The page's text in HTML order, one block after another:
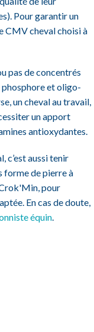
Pour garantir un
CMV cheval choisi à
pas de concentrés
phosphore et oligo-
un cheval au travail,
un apport
antioxydantes.
c’est aussi tenir
forme de pierre à
pour
En cas de doute,
équin.